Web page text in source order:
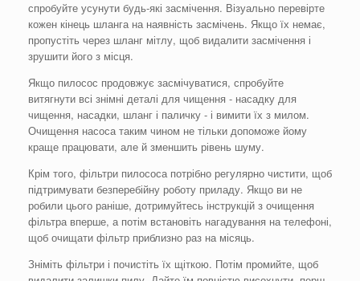
спробуйте усунути будь-які засмічення. Візуально перевірте
кожен кінець шланга на наявність засмічень. Якщо їх немає,
пропустіть через шланг мітлу, щоб видалити засмічення і
зрушити його з місця.
Якщо пилосос продовжує засмічуватися, спробуйте
витягнути всі знімні деталі для чищення - насадку для
чищення, насадки, шланг і паличку - і вимити їх з милом.
Очищення насоса таким чином не тільки допоможе йому
краще працювати, але й зменшить рівень шуму.
Крім того, фільтри пилососа потрібно регулярно чистити, щоб
підтримувати безперебійну роботу приладу. Якщо ви не
робили цього раніше, дотримуйтесь інструкцій з очищення
фільтра вперше, а потім встановіть нагадування на телефоні,
щоб очищати фільтр приблизно раз на місяць.
Зніміть фільтри і почистіть їх щіткою. Потім промийте, щоб